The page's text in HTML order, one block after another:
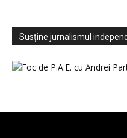
Sondaje
Video
Susține jurnalismul